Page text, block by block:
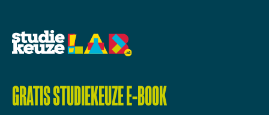
GRATIS STUDIEKEUZE E-BOOK